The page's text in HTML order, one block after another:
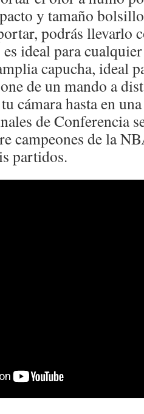
y tamaño
podrás llevarlo
ideal para
capucha, ideal
de un mando a
cámara hasta en
de Conferencia
campeones de la
partidos.